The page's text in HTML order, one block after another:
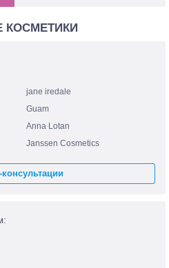
jane iredale
Guam
Anna Lotan
Janssen Cosmetics